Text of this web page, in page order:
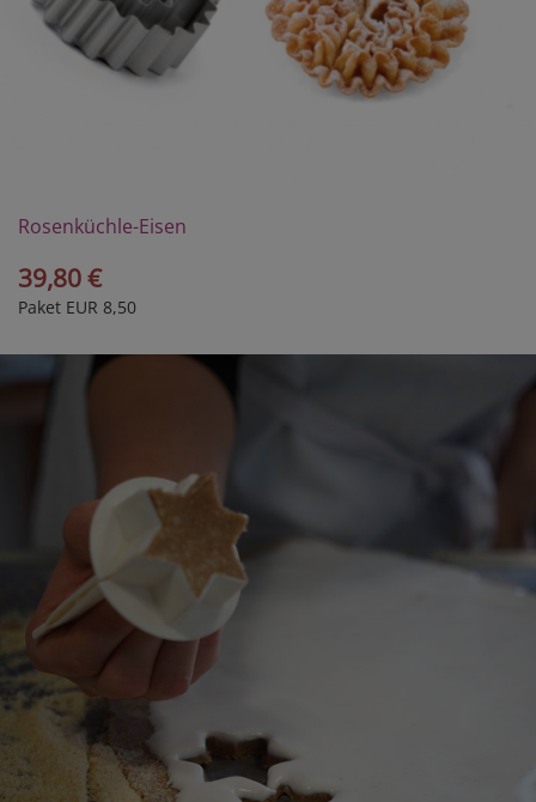
Rosenküchle-Eisen
39,80 €
Paket EUR 8,50